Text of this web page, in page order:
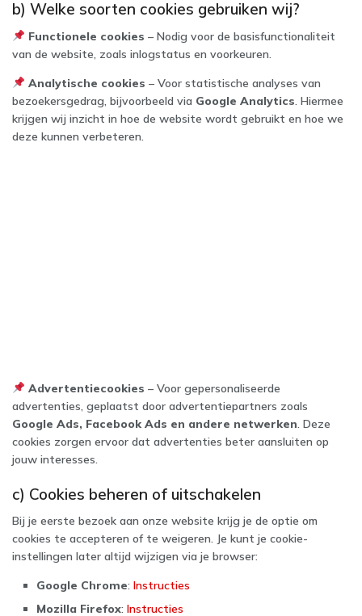
b) Welke soorten cookies gebruiken wij?
Functionele cookies – Nodig voor de basisfunctionaliteit
van de website, zoals inlogstatus en voorkeuren.
Analytische cookies – Voor statistische analyses van
bezoekersgedrag, bijvoorbeeld via Google Analytics. Hiermee
krijgen wij inzicht in hoe de website wordt gebruikt en hoe we
deze kunnen verbeteren.
Advertentiecookies – Voor gepersonaliseerde
advertenties, geplaatst door advertentiepartners zoals
Google Ads, Facebook Ads en andere netwerken. Deze
cookies zorgen ervoor dat advertenties beter aansluiten op
jouw interesses.
c) Cookies beheren of uitschakelen
Bij je eerste bezoek aan onze website krijg je de optie om
cookies te accepteren of te weigeren. Je kunt je cookie-
instellingen later altijd wijzigen via je browser:
Google Chrome: Instructies
Mozilla Firefox: Instructies